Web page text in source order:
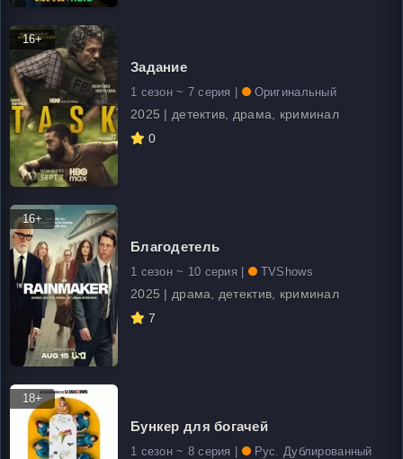
16+
Задание
1 сезон ~ 7 серия | Оригинальный
2025 | детектив, драма, криминал
0
16+
Благодетель
1 сезон ~ 10 серия | TVShows
2025 | драма, детектив, криминал
7
18+
Бункер для богачей
1 сезон ~ 8 серия | Рус. Дублированный